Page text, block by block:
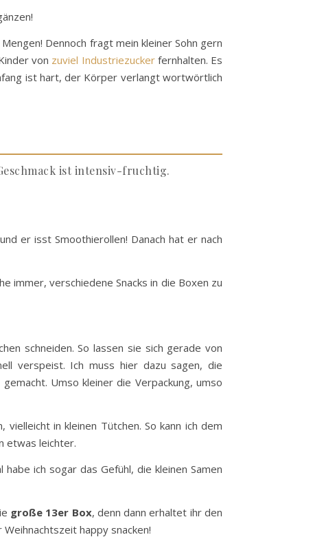
Dennoch fragt mein kleiner Sohn gern
von zuviel Industriezuckerfernhalten. Es
ist hart, der Körper verlangt wortwörtlich
ist intensiv-fruchtig.
er isst Smoothierollen! Danach hat er nach
immer, verschiedene Snacks in die Boxen zu
schneiden. So lassen sie sich gerade von
verspeist. Ich muss hier dazu sagen, die
Umso kleiner die Verpackung, umso
in kleinen Tütchen. So kann ich dem
etwas leichter.
ich sogar das Gefühl, die kleinen Samen
große 13er Box, denn dann erhaltet ihr den
happy snacken!